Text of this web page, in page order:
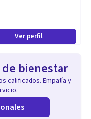
Ver perfil
bienestar
calificados. Empatía y